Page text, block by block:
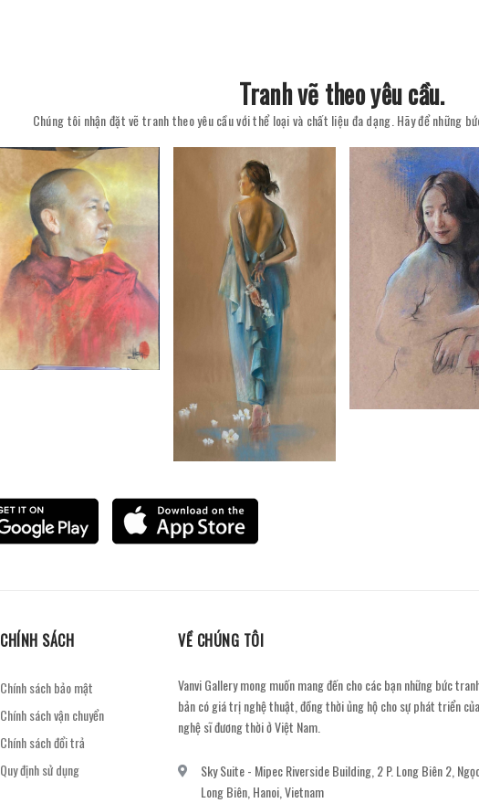
Tranh vẽ theo yêu cầu.
Chúng tôi nhận đặt vẽ tranh theo yêu cầu với thể loại và chất liệu đa dạng. Hãy để những
CHÍNH SÁCH
Chính sách bảo mật
Chính sách vận chuyển
Chính sách đổi trả
Quy định sử dụng
VỀ CHÚNG TÔI
Vanvi Gallery mong muốn mang đến cho các bạn những bức
bản có giá trị nghệ thuật, đồng thời ủng hộ cho sự phát triển
nghệ sĩ đương thời ở Việt Nam.
Sky Suite - Mipec Riverside Building, 2 P. Long Biên 2,
Long Biên, Hanoi, Vietnam